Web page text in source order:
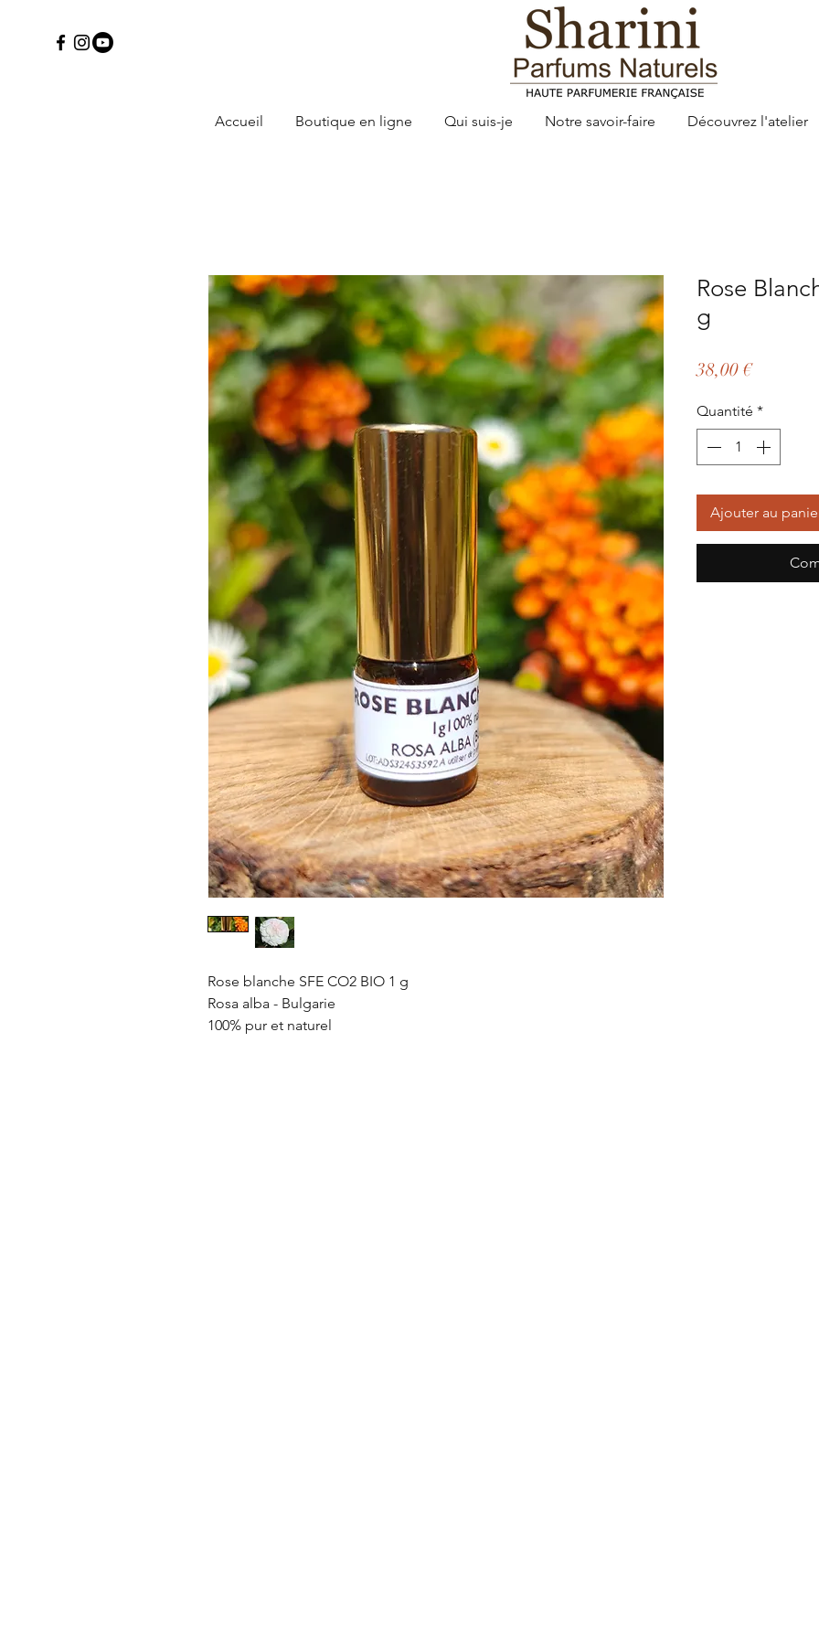
Accueil Boutique en ligne Qui suis-je Notre savoir-faire Découvrez l'atelier
Rose blanche SFE CO2 BIO 1 g
Rosa alba - Bulgarie
100% pur et naturel
Rose
g
38,00 €Prix
Quantité *
Ajouter au